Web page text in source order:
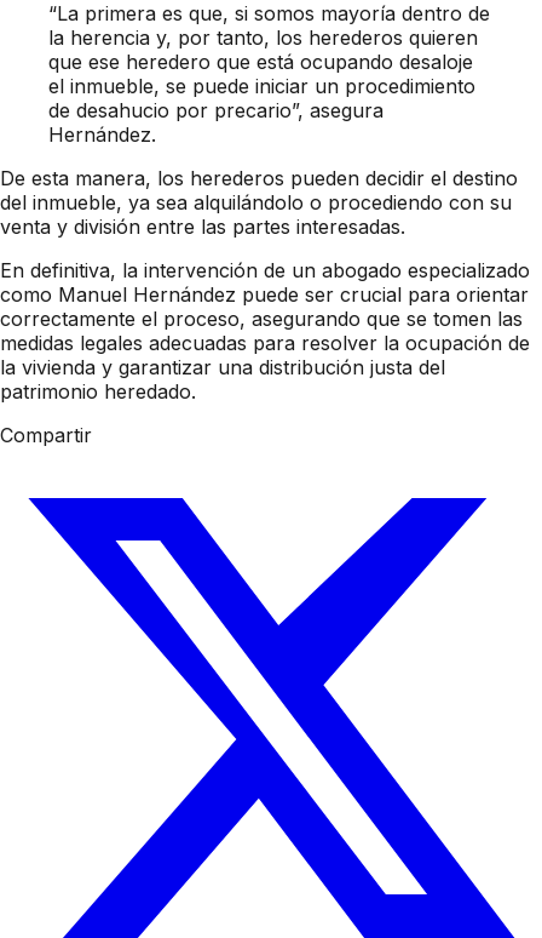
“La primera es que, si somos mayoría dentro de
la herencia y, por tanto, los herederos quieren
que ese heredero que está ocupando desaloje
el inmueble, se puede iniciar un procedimiento
de desahucio por precario”, asegura
Hernández.
De esta manera, los herederos pueden decidir el destino
del inmueble, ya sea alquilándolo o procediendo con su
venta y división entre las partes interesadas.
En definitiva, la intervención de un abogado especializado
como Manuel Hernández puede ser crucial para orientar
correctamente el proceso, asegurando que se tomen las
medidas legales adecuadas para resolver la ocupación de
la vivienda y garantizar una distribución justa del
patrimonio heredado.
Compartir